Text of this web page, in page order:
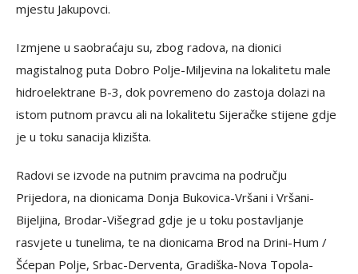
mjestu Jakupovci.
Izmjene u saobraćaju su, zbog radova, na dionici
magistalnog puta Dobro Polje-Miljevina na lokalitetu male
hidroelektrane B-3, dok povremeno do zastoja dolazi na
istom putnom pravcu ali na lokalitetu Sijeračke stijene gdje
je u toku sanacija klizišta.
Radovi se izvode na putnim pravcima na području
Prijedora, na dionicama Donja Bukovica-Vršani i Vršani-
Bijeljina, Brodar-Višegrad gdje je u toku postavljanje
rasvjete u tunelima, te na dionicama Brod na Drini-Hum /
Šćepan Polje, Srbac-Derventa, Gradiška-Nova Topola-